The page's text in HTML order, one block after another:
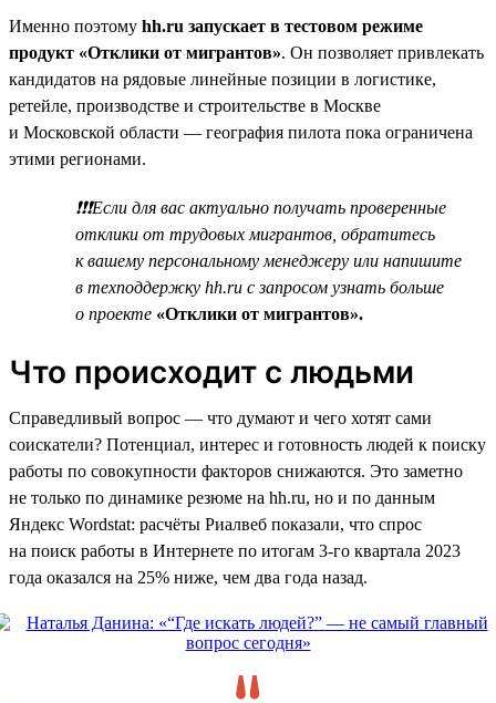
Именно поэтому hh.ru запускает в тестовом режиме
продукт «Отклики от мигрантов». Он позволяет привлекать
кандидатов на рядовые линейные позиции в логистике,
ретейле, производстве и строительстве в Москве
и Московской области — география пилота пока ограничена
этими регионами.
❗❗❗Если для вас актуально получать проверенные
отклики от трудовых мигрантов, обратитесь
к вашему персональному менеджеру или напишите
в техподдержку hh.ru с запросом узнать больше
о проекте «Отклики от мигрантов».
Что происходит с людьми
Справедливый вопрос — что думают и чего хотят сами
соискатели? Потенциал, интерес и готовность людей к поиску
работы по совокупности факторов снижаются. Это заметно
не только по динамике резюме на hh.ru, но и по данным
Яндекс Wordstat: расчёты Риалвеб показали, что спрос
на поиск работы в Интернете по итогам 3-го квартала 2023
года оказался на 25% ниже, чем два года назад.